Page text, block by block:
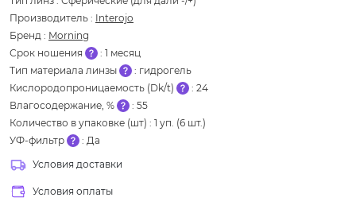
Производитель : Interojo
Бренд : Morning
Срок ношения
: 1 месяц
Тип материала линзы
: гидрогель
Кислородопроницаемость (Dk/t)
: 24
Влагосодержание, %
: 55
Количество в упаковке (шт) : 1 уп. (6 шт.)
УФ-фильтр
: Да
Условия доставки
Условия оплаты